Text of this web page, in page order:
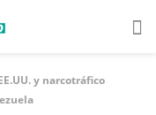
y narcotráfico